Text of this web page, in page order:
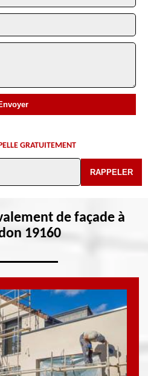
GRATUITEMENT
de façade à
19160